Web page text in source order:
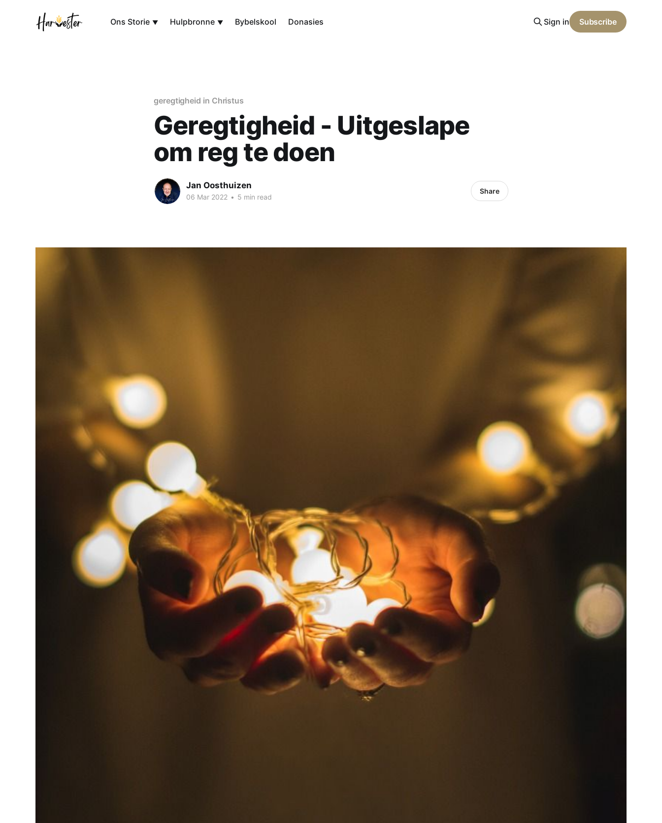
Ons Storie Hulpbronne Bybelskool Donasies Sign in Subscribe
geregtigheid in Christus
Geregtigheid - Uitgeslape
om reg te doen
Jan Oosthuizen
06 Mar 2022 • 5 min read
Share